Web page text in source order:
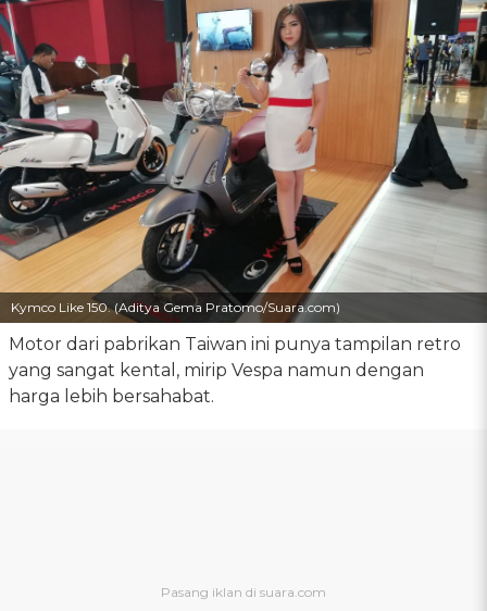
Kymco Like 150. (Aditya Gema Pratomo/Suara.com)
Motor dari pabrikan Taiwan ini punya tampilan retro
yang sangat kental, mirip Vespa namun dengan
harga lebih bersahabat.